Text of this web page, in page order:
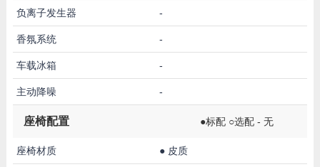
负离子发生器 -
香氛系统 -
车载冰箱 -
主动降噪 -
座椅配置 ●标配 ○选配 - 无
座椅材质 ● 皮质